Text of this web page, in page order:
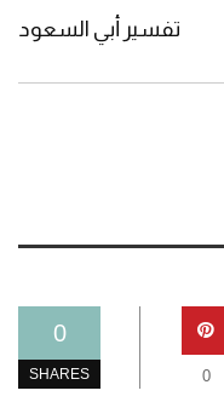
تفسير أبي السعود
0
SHARES 0